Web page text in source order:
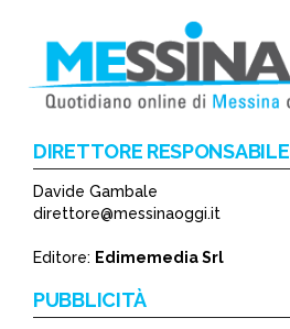
*
DIRETTORE RESPONSABILE
Davide Gambale
direttore@messinaoggi.it
Editore: Edimemedia Srl
PUBBLICITÀ